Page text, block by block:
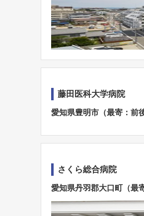
藤田医科大学病院
愛知県豊明市（最寄：前
さくら総合病院
愛知県丹羽郡大口町（最